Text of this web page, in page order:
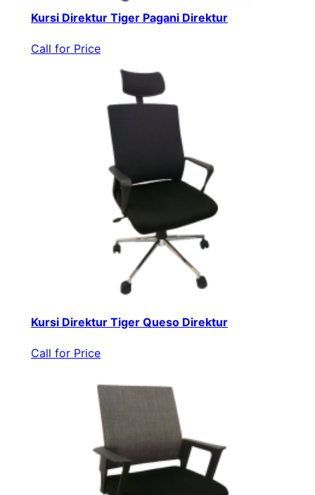
Kursi Direktur Tiger Pagani Direktur
Call for Price
Kursi Direktur Tiger Queso Direktur
Call for Price